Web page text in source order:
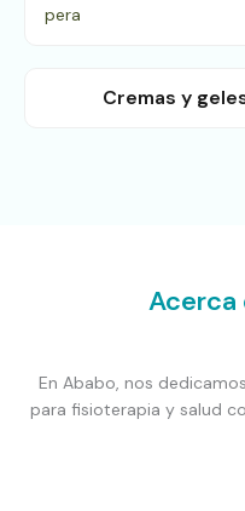
Cremas y
Acerca
En Ababo, nos
para fisioterapia y salud